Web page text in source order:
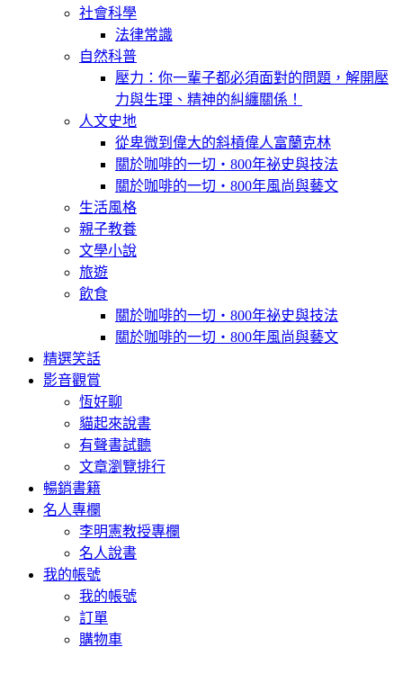
社會科學
法律常識
自然科普
壓力：你一輩子都必須面對的問題，解開壓
力與生理、精神的糾纏關係！
人文史地
從卑微到偉大的斜槓偉人富蘭克林
關於咖啡的一切‧800年祕史與技法
關於咖啡的一切‧800年風尚與藝文
生活風格
親子教養
文學小說
旅遊
飲食
關於咖啡的一切‧800年祕史與技法
關於咖啡的一切‧800年風尚與藝文
精選笑話
影音觀賞
恆好聊
貓起來說書
有聲書試聽
文章瀏覽排行
暢銷書籍
名人專欄
李明憲教授專欄
名人說書
我的帳號
我的帳號
訂單
購物車